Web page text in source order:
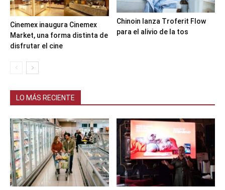
Cinemex inaugura Cinemex
Market, una forma distinta de
disfrutar el cine
Chinoin lanza Troferit Flow
para el alivio de la tos
LO MÁS RECIENTE